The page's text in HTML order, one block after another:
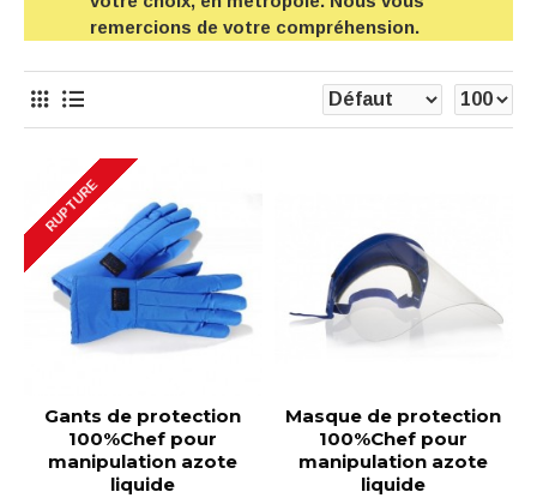
remercions de votre compréhension.
RUPTURE
Gants de protection
100%Chef pour
manipulation azote
liquide
Masque de protection
100%Chef pour
manipulation azote
liquide